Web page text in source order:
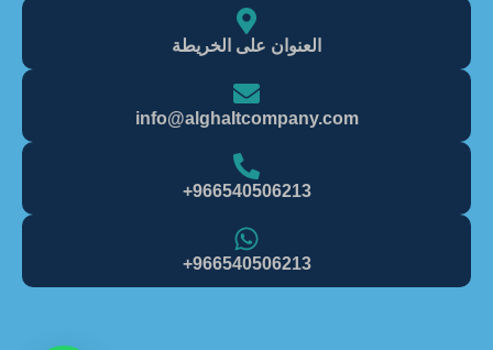
العنوان على الخريطة
info@alghaItcompany.com
966540506213+
966540506213+